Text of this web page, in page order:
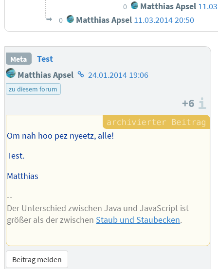
0 Matthias Apsel
0 Matthias Apsel 11.03.2014 20:50
Meta
Test
Matthias Apsel Homepage
24.01.2014 19:06
zu diesem forum
+6
Om nah hoo pez nyeetz, alle!
Test.
Matthias
--
Der Unterschied zwischen Java und JavaScript ist
größer als der zwischen Staub und Staubecken.
Beitrag melden